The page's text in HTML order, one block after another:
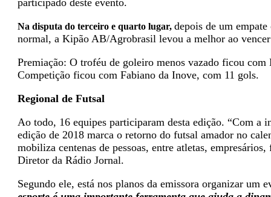
participado deste evento.
Na disputa do terceiro e quarto lugar, depois de um
normal, a Kipão AB/Agrobrasil levou a melhor ao
Premiação: O troféu de goleiro menos vazado ficou
Competição ficou com Fabiano da Inove, com 11 gols.
Regional de Futsal
Ao todo, 16 equipes participaram desta edição. “Com a
edição de 2018 marca o retorno do futsal amador no
mobiliza centenas de pessoas, entre atletas,
Diretor da Rádio Jornal.
Segundo ele, está nos planos da emissora organizar